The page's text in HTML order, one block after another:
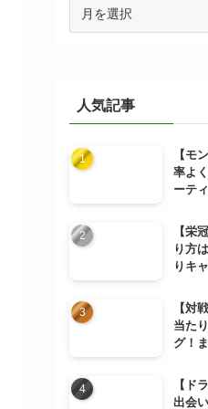
人気記事
【モ
率よ
ーテ
【栄
り方
りキ
【対
当た
グ！
【ド
出会